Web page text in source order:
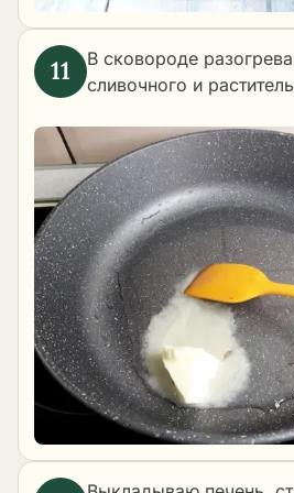
В сковороде
сливочного и